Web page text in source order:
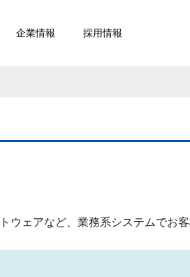
企業情報 採用情報
ェアなど、業務系システムでお